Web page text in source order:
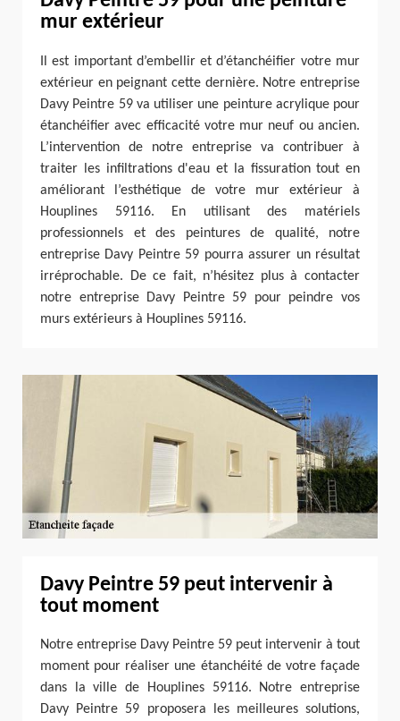
mur extérieur
Il est important d’embellir et d’étanchéifier votre mur
extérieur en peignant cette dernière. Notre entreprise
Davy Peintre 59 va utiliser une peinture acrylique pour
étanchéifier avec efficacité votre mur neuf ou ancien.
L’intervention de notre entreprise va contribuer à
traiter les infiltrations d'eau et la fissuration tout en
améliorant l’esthétique de votre mur extérieur à
Houplines 59116. En utilisant des matériels
professionnels et des peintures de qualité, notre
entreprise Davy Peintre 59 pourra assurer un résultat
irréprochable. De ce fait, n’hésitez plus à contacter
notre entreprise Davy Peintre 59 pour peindre vos
murs extérieurs à Houplines 59116.
Davy Peintre 59 peut intervenir à
tout moment
Notre entreprise Davy Peintre 59 peut intervenir à tout
moment pour réaliser une étanchéité de votre façade
dans la ville de Houplines 59116. Notre entreprise
Davy Peintre 59 proposera les meilleures solutions,